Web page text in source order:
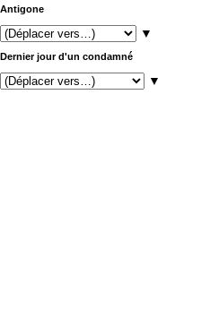
Antigone
▼
Dernier jour d'un condamné
▼